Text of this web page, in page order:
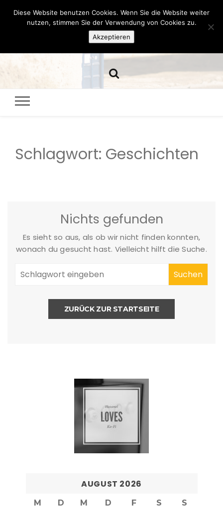
Hazamelistan
Schlagwort: Geschichten
Nichts gefunden
Es sieht so aus, als ob wir nicht finden konnten,
wonach du gesucht hast. Vielleicht hilft die Suche.
ZURÜCK ZUR STARTSEITE
AUGUST 2026
M D M D F S
S
Diese Website benutzen Cookies. Wenn Sie die Website weiter
nutzen, stimmen Sie der Verwendung von Cookies zu.
Akzeptieren